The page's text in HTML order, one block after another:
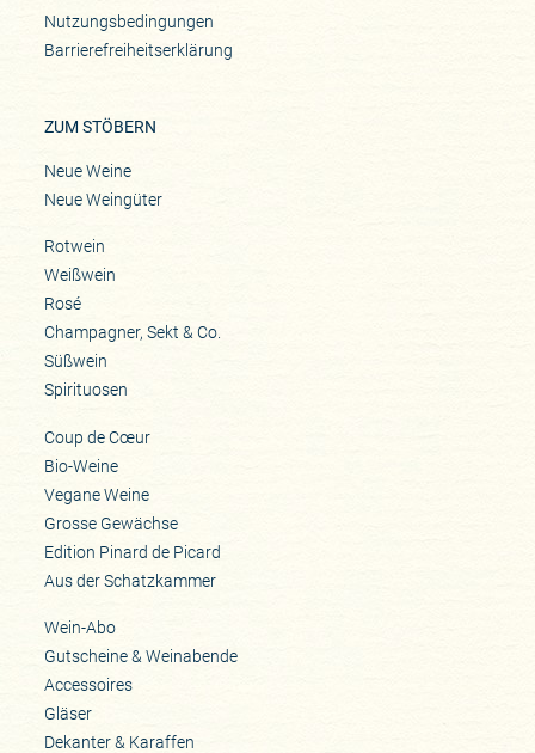
Nutzungsbedingungen
Barrierefreiheitserklärung
ZUM STÖBERN
Neue Weine
Neue Weingüter
Rotwein
Weißwein
Rosé
Champagner, Sekt & Co.
Süßwein
Spirituosen
Coup de Cœur
Bio-Weine
Vegane Weine
Grosse Gewächse
Edition Pinard de Picard
Aus der Schatzkammer
Wein-Abo
Gutscheine & Weinabende
Accessoires
Gläser
Dekanter & Karaffen